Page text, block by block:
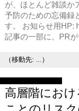
が、ほとんど雑談か
予防のための忘備録
す。 お知らせ用HP:
記事の一部に、PR
高層階にお